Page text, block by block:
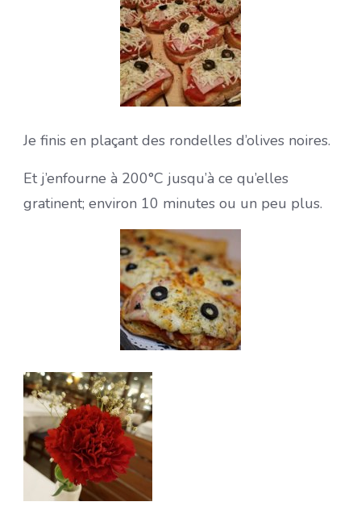
Je finis en plaçant des rondelles d’olives noires.
Et j’enfourne à 200°C jusqu’à ce qu’elles
gratinent; environ 10 minutes ou un peu plus.